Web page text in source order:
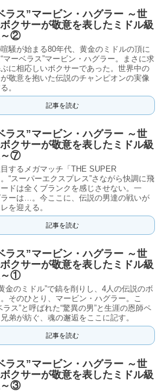
ラス”マービン・ハグラー ～世
クサーが敬意を表したミドル級
～②
騒が始まる80年代、黄金のミドルの頂に
マーベラス”マービン・ハグラー。まさに求
に相応しいボクサーであった。世界中の
敬意を抱いた伝説のチャンピオンの実像
。
記事を読む
ラス”マービン・ハグラー ～世
クサーが敬意を表したミドル級
～⑦
するメガマッチ「THE SUPER
“スーパーエクスプレス”さながら快調に飛
ドは全くブランクを感じさせない。一
ーは…。今ここに、伝説の男達の戦いが
を迎える。
記事を読む
ラス”マービン・ハグラー ～世
クサーが敬意を表したミドル級
～①
金のミドル”で鎬を削りし、4人の伝説のボ
そのひとり、マービン・ハグラー。こ
ラス”と呼ばれた“驚異の男”と生涯の恩師ペ
兄弟が紡ぐ、魂の邂逅をここに記す。
記事を読む
ラス”マービン・ハグラー ～世
クサーが敬意を表したミドル級
～③